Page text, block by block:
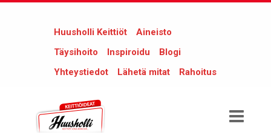
Huusholli Keittiöt
Aineisto
Täysihoito
Inspiroidu
Blogi
Yhteystiedot
Lähetä mitat Rahoitus